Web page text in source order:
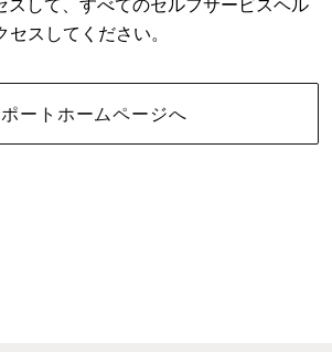
スして、すべてのセルフサービスヘル
スしてください。
ートホームページへ